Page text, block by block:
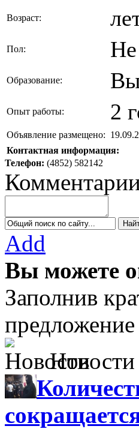
Возраст:
Пол: Не
Образование:
Опыт работы: 2
Объявление размещено:
Контактная информация:
Телефон: (4852) 582142
Add
Вы можете
Заполнив